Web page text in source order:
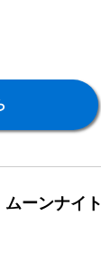
ーンナイト